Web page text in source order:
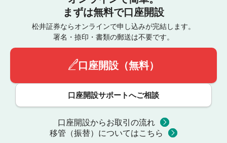
まずは無料で口座開設
松井証券ならオンラインで申し込みが完結します。
署名・捺印・書類の郵送は不要です。
口座開設（無料）
口座開設サポートへご相談
口座開設からお取引の流れ
移管（振替）についてはこちら